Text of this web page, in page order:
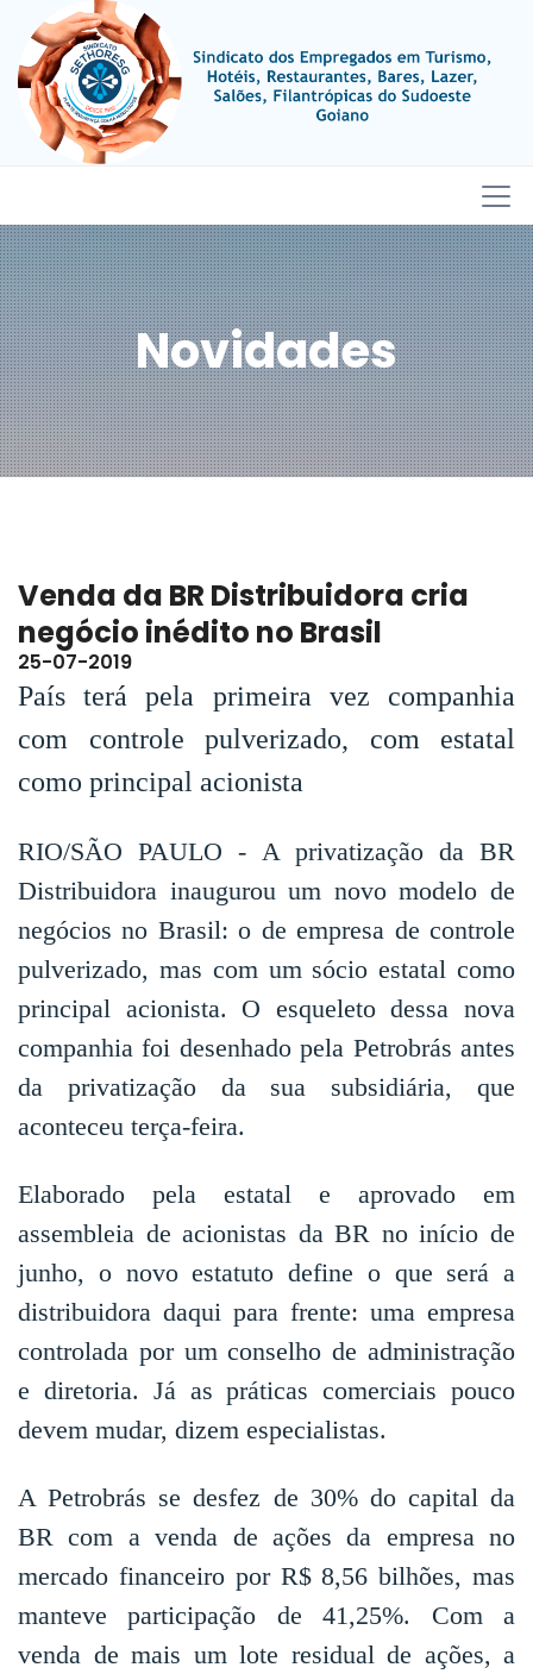
Novidades
Venda da BR Distribuidora cria
negócio inédito no Brasil
25-07-2019
País terá pela primeira vez companhia
com controle pulverizado, com estatal
como principal acionista
RIO/SÃO PAULO - A privatização da BR
Distribuidora inaugurou um novo modelo de
negócios no Brasil: o de empresa de controle
pulverizado, mas com um sócio estatal como
principal acionista. O esqueleto dessa nova
companhia foi desenhado pela Petrobrás antes
da privatização da sua subsidiária, que
aconteceu terça-feira.
Elaborado pela estatal e aprovado em
assembleia de acionistas da BR no início de
junho, o novo estatuto define o que será a
distribuidora daqui para frente: uma empresa
controlada por um conselho de administração
e diretoria. Já as práticas comerciais pouco
devem mudar, dizem especialistas.
A Petrobrás se desfez de 30% do capital da
BR com a venda de ações da empresa no
mercado financeiro por R$ 8,56 bilhões, mas
manteve participação de 41,25%. Com a
venda de mais um lote residual de ações, a